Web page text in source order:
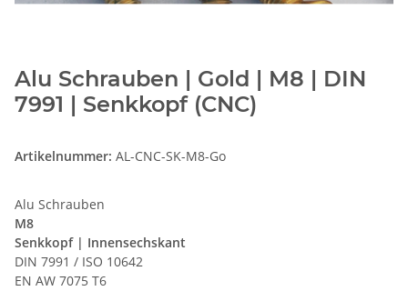
Alu Schrauben | Gold | M8 | DIN
7991 | Senkkopf (CNC)
Artikelnummer: AL-CNC-SK-M8-Go
Alu Schrauben
M8
Senkkopf | Innensechskant
DIN 7991 / ISO 10642
EN AW 7075 T6